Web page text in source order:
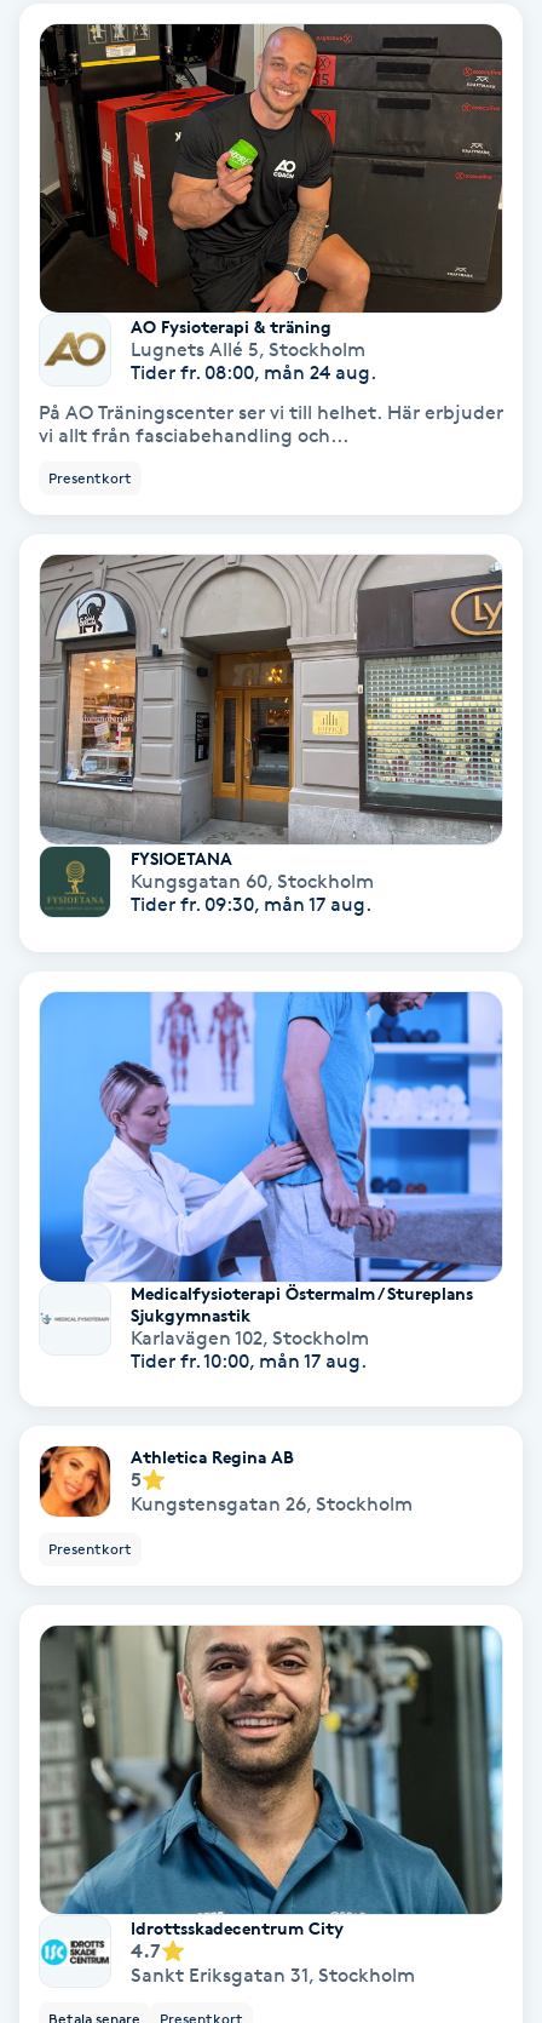
Makeup
Manikyr & Pedikyr
Massage
Medial vägledning
Medicinsk massage
Meditation
Medium
Melasma
Mesoterapi
MicroPen
Microshading
Mixfransar
Nagelförlängning akryl
Nagelförlängning gelé
Nagelförlängning glasfiber
Nagelförlängning silke
Nagelförstärkning
Nagelklippning
Nagelsvamp
Nageltrång
Nagelvård
Naglar reparation
Naprapati
Navelpiercing
NBE-massage
Ny frisyr
AO Fysioterapi & träning
Lugnets Allé 5, Stockholm
Tider fr. 08:00, mån 24 aug.
På AO Träningscenter ser vi till helhet. Här erbjuder
vi allt från fasciabehandling och...
Presentkort
FYSIOETANA
Kungsgatan 60, Stockholm
Tider fr. 09:30, mån 17 aug.
Medicalfysioterapi Östermalm / Stureplans
Sjukgymnastik
Karlavägen 102, Stockholm
Tider fr. 10:00, mån 17 aug.
Athletica Regina AB
5
Kungstensgatan 26, Stockholm
Presentkort
Idrottsskadecentrum City
4.7
Sankt Eriksgatan 31, Stockholm
Betala senare Presentkort